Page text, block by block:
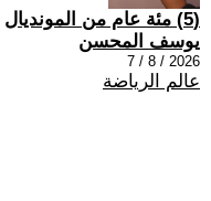
(5) مئة عام من المونديال
يوسف المحسن
2026 / 8 / 7
عالم الرياضة